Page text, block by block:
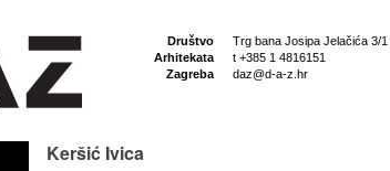
Društvo
Arhitekata
Zagreba
Trg bana Josipa Jelačića 3/1
t +385 1 4816151
daz@d-a-z.hr
Keršić Ivica